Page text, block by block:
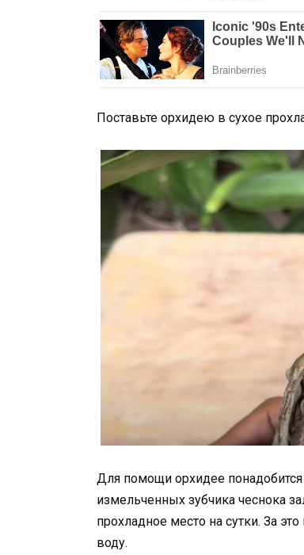
Поставьте орхидею в сухое
Для помощи орхидее понадобится
измельченных зубчика чеснока
прохладное место на сутки. За
воду.